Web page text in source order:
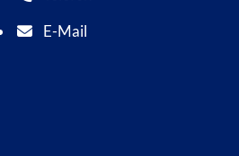
E-Mail
E-Mail Adresse: info@bad-